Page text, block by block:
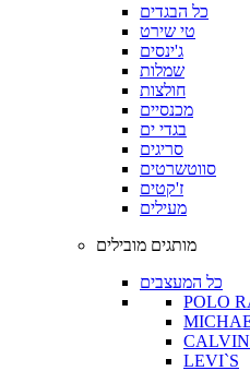
כל הבגדים
טי שירט
ג'ינסים
שמלות
חולצות
מכנסיים
בגדי ים
סריגים
סווטשרטים
ז'קטים
מעילים
מותגים מובילים
כל המעצבים
POLO
LEVI`S